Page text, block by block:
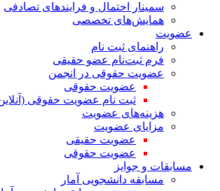
سمینار احتمال و فرایندهای تصادفی
همایش‌های تخصصی
عضویت
راهنمای ثبت نام
فرم ثبت‌نام عضو حقیقی
عضویت حقوقی در انجمن
عضویت حقوقی
ثبت نام عضویت حقوقی (آنلاین)
هزینه‌های عضویت
مزایای عضویت
عضویت حقیقی
عضویت حقوقی
مسابقات و جوایز
مسابقه دانشجویی آمار